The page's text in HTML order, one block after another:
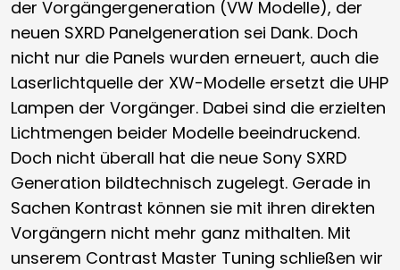
der Vorgängergeneration (VW Modelle), der
neuen SXRD Panelgeneration sei Dank. Doch
nicht nur die Panels wurden erneuert, auch die
Laserlichtquelle der XW-Modelle ersetzt die UHP
Lampen der Vorgänger. Dabei sind die erzielten
Lichtmengen beider Modelle beeindruckend.
Doch nicht überall hat die neue Sony SXRD
Generation bildtechnisch zugelegt. Gerade in
Sachen Kontrast können sie mit ihren direkten
Vorgängern nicht mehr ganz mithalten. Mit
unserem Contrast Master Tuning schließen wir